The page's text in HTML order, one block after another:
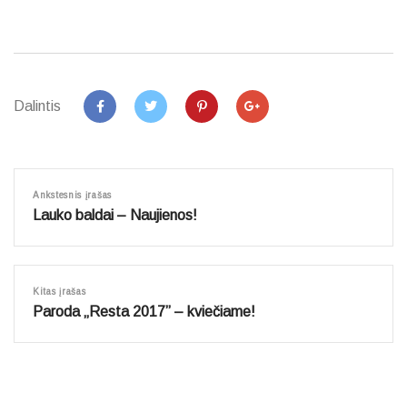
Dalintis
Ankstesnis įrašas
Lauko baldai – Naujienos!
Kitas įrašas
Paroda „Resta 2017” – kviečiame!